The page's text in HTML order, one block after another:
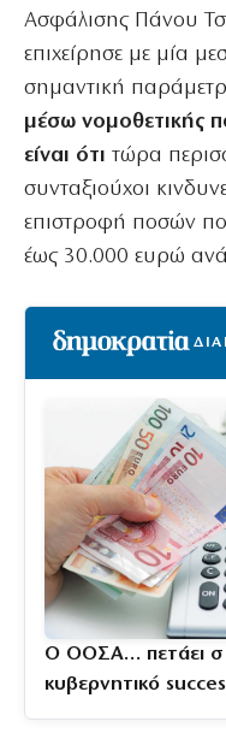
Ασφάλισης Πάνου
επιχείρησε με μία
σημαντική
μέσω νομοθετικής
είναι ότι τώρα
συνταξιούχοι
επιστροφή ποσών
έως 30.000 ευρώ
Ο ΟΟΣΑ… πετάει
κυβερνητικό